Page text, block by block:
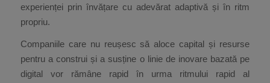
experienței prin învățare cu adevărat adaptivă și în ritm
propriu.
Companiile care nu reușesc să aloce capital și resurse
pentru a construi și a susține o linie de inovare bazată pe
digital vor rămâne rapid în urma ritmului rapid al